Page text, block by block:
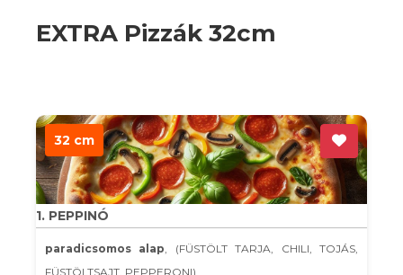
EXTRA Pizzák 32cm
32 cm
1. PEPPINÓ
paradicsomos alap, (FÜSTÖLT TARJA, CHILI, TOJÁS,
FÜSTÖLTSAJT, PEPPERONI)